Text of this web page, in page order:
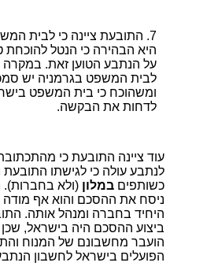
התובעת ציינה כי לבית
היא הבהירה כי הנטל להוכחת
על הנתבע הטוען זאת. במקרה
לבית המשפט בגרמניה יש
ומשהוכח כי בית המשפט
לדחות את הבקשה.
עוד ציינה התובעת כי
לנתבע עולה כי לגישתו התובעת
כשותפיםבמלון (ולא בחברות).
ניסח את ההסכם והוא אף מודה
היחיד בחברה ומנהל אותה.
ביצוע ההסכם היה בישראל,
הועבר מחשבונם של המנוח
הפועלים בישראל לחשבון